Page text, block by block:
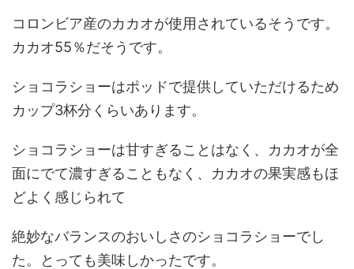
コロンビア産のカカオが使用されているそうです。
カカオ55％だそうです。
ショコラショーはポッドで提供していただけるため
カップ3杯分くらいあります。
ショコラショーは甘すぎることはなく、カカオが全
面にでて濃すぎることもなく、カカオの果実感もほ
どよく感じられて
絶妙なバランスのおいしさのショコラショーでし
た。とっても美味しかったです。